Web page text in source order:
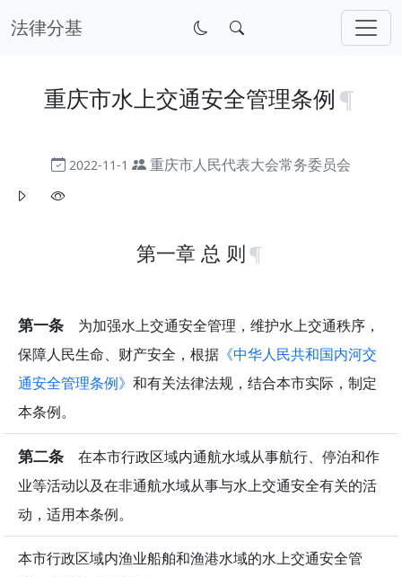
法律分基
重庆市水上交通安全管理条例
2022-11-1 重庆市人民代表大会常务委员会
第一章 总 则
第一条 为加强水上交通安全管理，维护水上交通秩序，
保障人民生命、财产安全，根据 《中华人民共和国内河交
通安全管理条例》 和有关法律法规，结合本市实际，制定
本条例。
第二条 在本市行政区域内通航水域从事航行、停泊和作
业等活动以及在非通航水域从事与水上交通安全有关的活
动，适用本条例。
本市行政区域内渔业船舶和渔港水域的水上交通安全管